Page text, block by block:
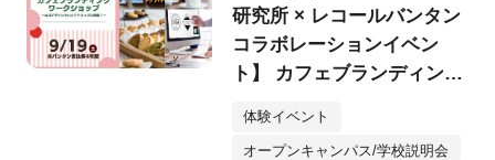
研究所 × レコールバンタン
コラボレーションイベン
ト】 カフェブランディング
体験イベント
オープンキャンパス/学校説明会